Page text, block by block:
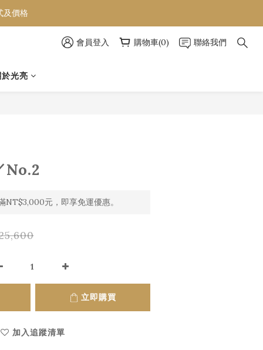
及價格
及價格
會員登入 購物車(0) 聯絡我們
光亮
NT$3,000元，即享免運優惠。
立即購買
加入追蹤清單